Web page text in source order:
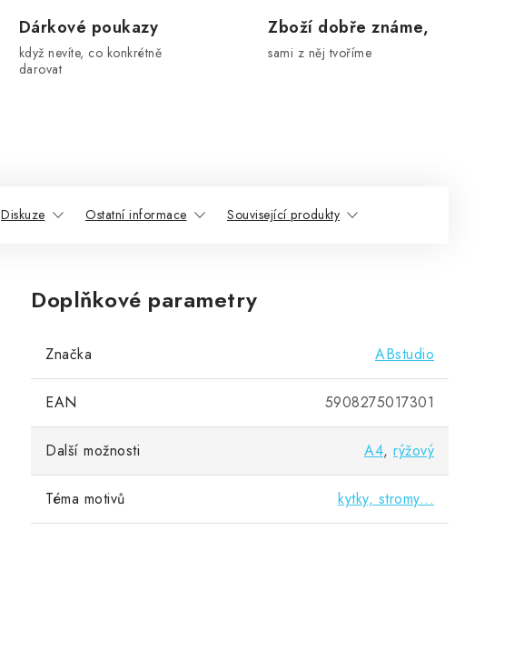
Dárkové poukazy
když nevíte, co konkrétně
darovat
Zboží dobře známe,
sami z něj tvoříme
Diskuze Ostatní informace Související produkty
Doplňkové parametry
Značka ABstudio
EAN 5908275017301
Další možnosti A4, rýžový
Téma motivů kytky, stromy...